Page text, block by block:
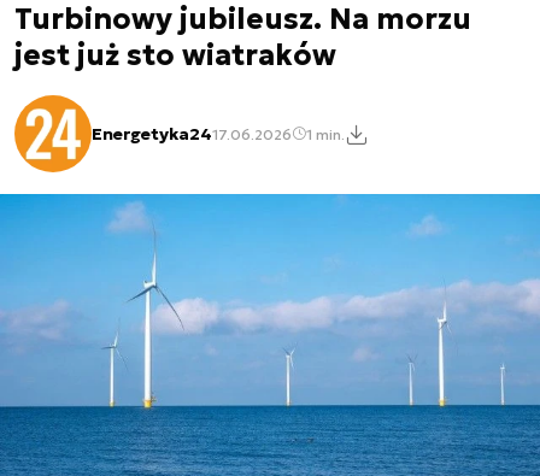
Turbinowy jubileusz. Na morzu
jest już sto wiatraków
Energetyka2417.06.2026 1 min.